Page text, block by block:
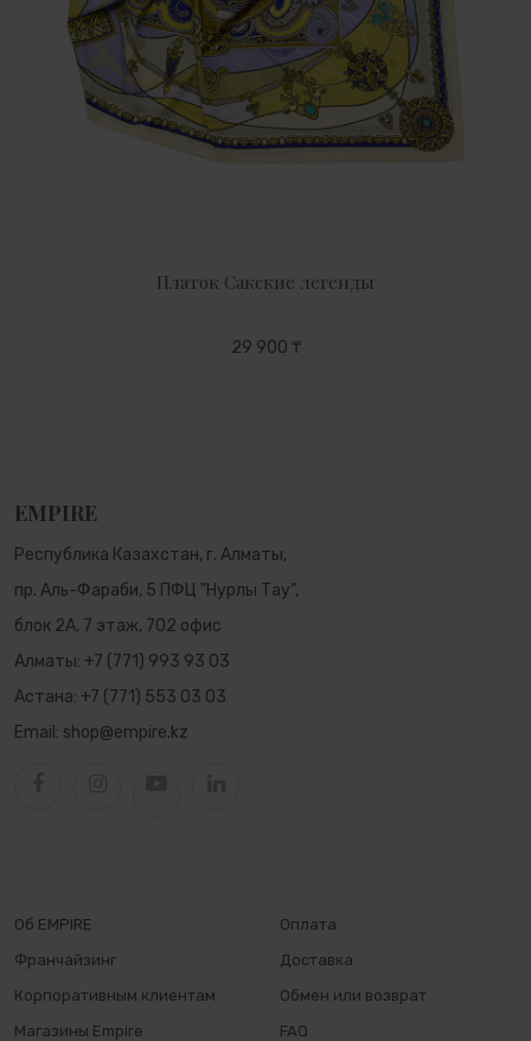
Платок Сакские легенды
29 900 ₸
EMPIRE
Республика Казахстан, г. Алматы,
пр. Аль-Фараби, 5 ПФЦ "Нурлы Тау",
блок 2А, 7 этаж, 702 офис
Алматы: +7 (771) 993 93 03
Астана: +7 (771) 553 03 03
Email: shop@empire.kz
Об EMPIRE
Франчайзинг
Корпоративным клиентам
Магазины Empire
Оплата
Доставка
Обмен или возврат
FAQ